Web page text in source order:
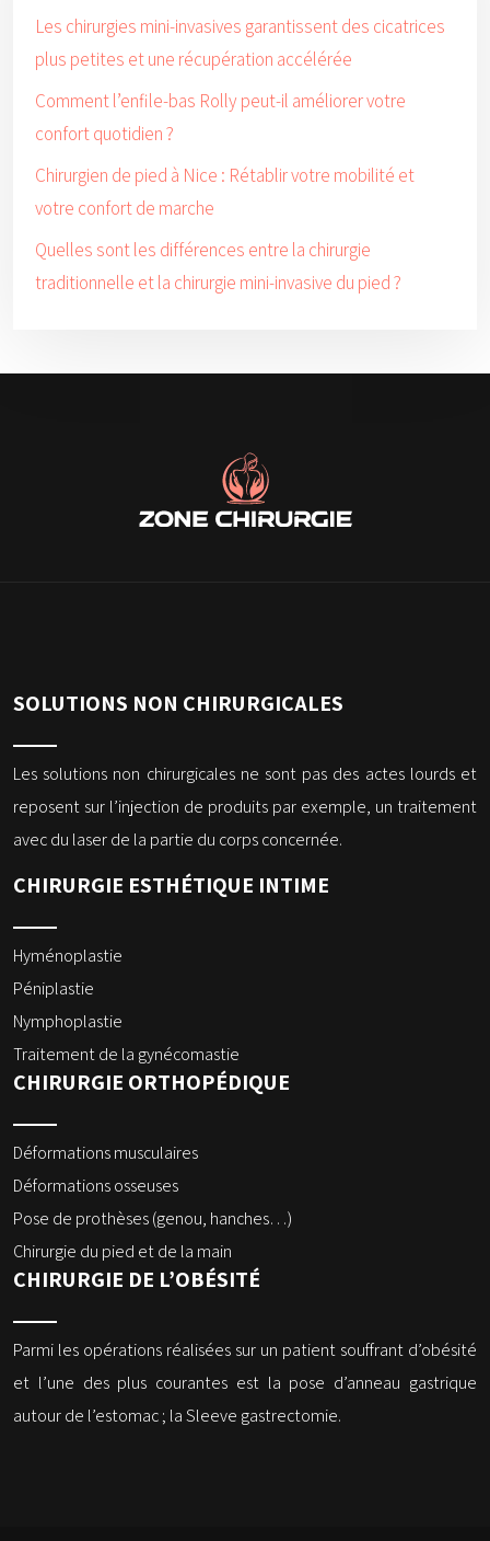
Les chirurgies mini-invasives garantissent des cicatrices
plus petites et une récupération accélérée
Comment l’enfile-bas Rolly peut-il améliorer votre
confort quotidien ?
Chirurgien de pied à Nice : Rétablir votre mobilité et
votre confort de marche
Quelles sont les différences entre la chirurgie
traditionnelle et la chirurgie mini-invasive du pied ?
SOLUTIONS NON CHIRURGICALES
Les solutions non chirurgicales ne sont pas des actes lourds et
reposent sur l’injection de produits par exemple, un traitement
avec du laser de la partie du corps concernée.
CHIRURGIE ESTHÉTIQUE INTIME
Hyménoplastie
Péniplastie
Nymphoplastie
Traitement de la gynécomastie
CHIRURGIE ORTHOPÉDIQUE
Déformations musculaires
Déformations osseuses
Pose de prothèses (genou, hanches…)
Chirurgie du pied et de la main
CHIRURGIE DE L’OBÉSITÉ
Parmi les opérations réalisées sur un patient souffrant d’obésité
et l’une des plus courantes est la pose d’anneau gastrique
autour de l’estomac ; la Sleeve gastrectomie.